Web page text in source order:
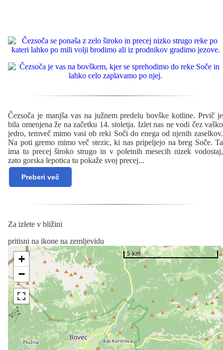
Čezsoča je manjša vas na južnem predelu bovške kotline. Prvič je
bila omenjena že na začetku 14. stoletja. Izlet nas ne vodi čez vaško
jedro, temveč mimo vasi ob reki Soči do enega od njenih zaselkov.
Na poti gremo mimo več stezic, ki nas pripeljejo na breg Soče. Ta
ima tu precej široko strugo in v poletnih mesecih nizek vodostaj,
zato gorska lepotica tu pokaže svoj precej...
Preberi več
Za izlete v bližini
pritisni na ikone na zemljevidu
+
−
5 km